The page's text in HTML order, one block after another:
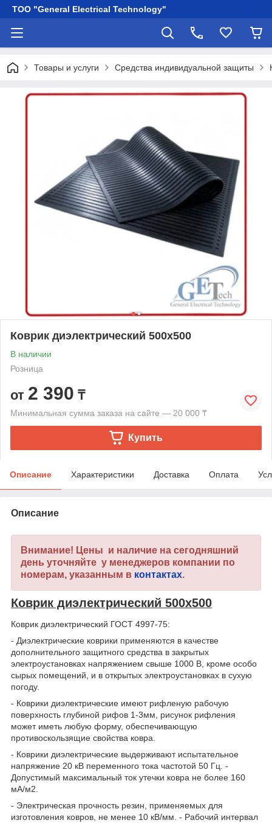
ТОО "General Electrical Technology"
Товары и услуги Средства индивидуальной защиты
Коврик диэлектрический 500х500
В наличии
Розница
от 2 390 ₸
Минимальная сумма заказа на сайте — 20 000 ₸
Купить
Описание Характеристики Доставка Оплата
Описание
Внимание! Цены и наличие на сегодняшний
день уточняйте у менеджеров компании по
номерам, указанным в контактах.
Коврик диэлектрический 500х500
Коврик диэлектрический ГОСТ 4997-75:
- Диэлектрические коврики применяются в качестве
дополнительного защитного средства в закрытых
электроустановках напряжением свыше 1000 В, кроме особо
сырых помещений, и в открытых электроустановках в сухую
погоду.
- Коврики диэлектрические имеют рифленую рабочую
поверхность глубиной рифов 1-3мм, рисунок рифления
может иметь любую форму, обеспечивающую
противоскользящие свойства ковра.
- Коврики диэлектрические выдерживают испытательное
напряжение 20 кВ переменного тока частотой 50 Гц. -
Допустимый максимальный ток утечки ковра не более 160
мА/м2.
- Электрическая прочность резин, применяемых для
изготовления ковров, не менее 10 кВ/мм. - Рабочий интервал